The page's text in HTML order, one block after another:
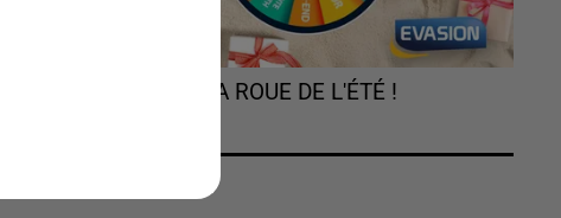
TOURNEZ LA ROUE DE L'ÉTÉ !